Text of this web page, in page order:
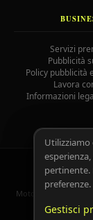
Servizi
Pubblicità
Policy pubblicità
Lavora
Informazioni
© 2026
MotoAutoGratis non
dagli
preferenze.
Gestisci